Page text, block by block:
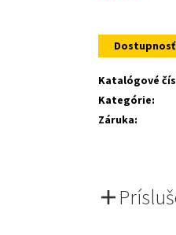
168
Dostupnosť
Katalógové
Kategórie:
Záruka: